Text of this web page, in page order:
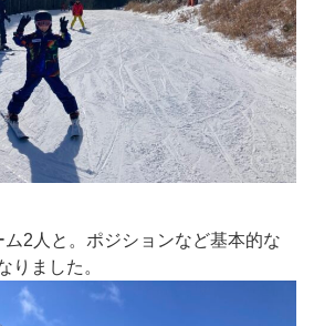
2人と。ポジションなど基本的な
りました。